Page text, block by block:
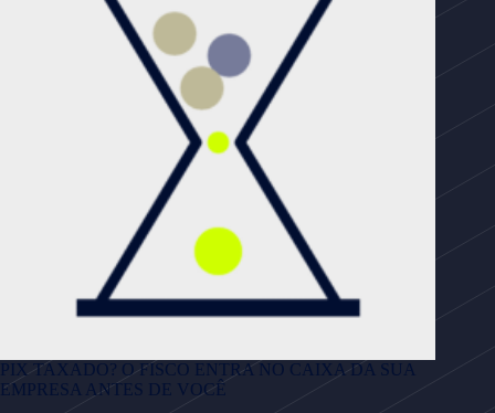
PIX TAXADO? O FISCO ENTRA NO CAIXA DA SUA
EMPRESA ANTES DE VOCÊ